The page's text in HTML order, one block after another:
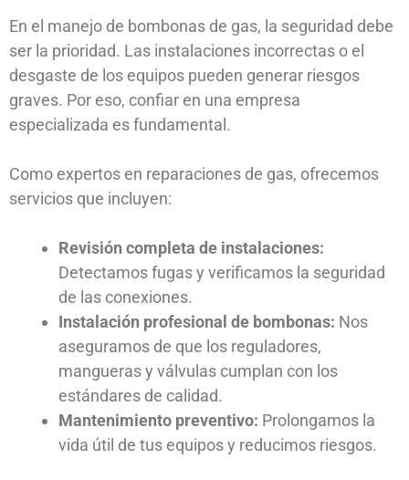
En el manejo de bombonas de gas, la seguridad debe
ser la prioridad. Las instalaciones incorrectas o el
desgaste de los equipos pueden generar riesgos
graves. Por eso, confiar en una empresa
especializada es fundamental.
Como expertos en reparaciones de gas, ofrecemos
servicios que incluyen:
Revisión completa de instalaciones:
Detectamos fugas y verificamos la seguridad
de las conexiones.
Instalación profesional de bombonas: Nos
aseguramos de que los reguladores,
mangueras y válvulas cumplan con los
estándares de calidad.
Mantenimiento preventivo: Prolongamos la
vida útil de tus equipos y reducimos riesgos.